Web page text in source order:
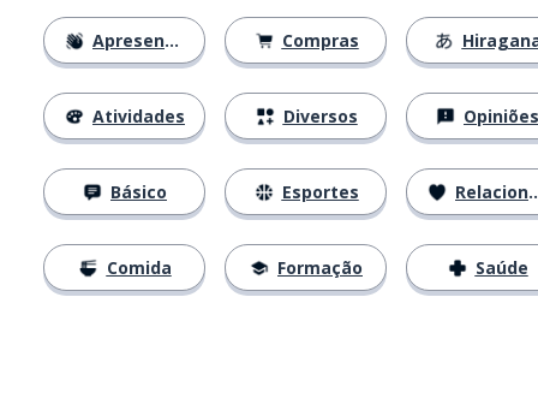
Apresentações
Atividades
Básico
Comida
Compras
Diversos
Esportes
Formação
Opiniões
Relacionamentos
Saúde